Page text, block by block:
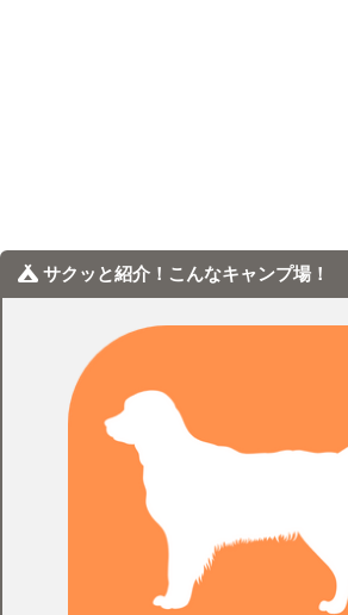
サクッと紹介！こんなキャンプ場！